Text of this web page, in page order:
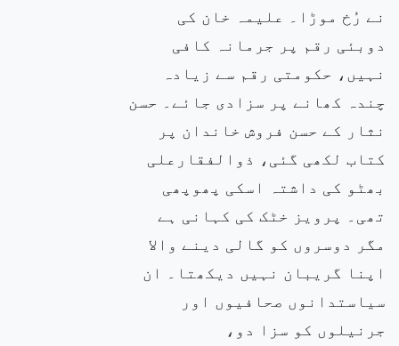
نے رُخ موڑا۔ علیمہ خان کی
دوبئی رقم پر جرمانہ کافی
نہیں، حکومتی رقم سے زیادہ
چندہ کھانے پر سزادی جائے۔ حسن
نثار کے حسن فروش خاندان پر
کتاب لکھی گئی، ذوالفقارعلی
بھٹو کی داشتہ اسکی پھوپھی
تھی۔ پرویز خٹک کی کہانی ہے
مگر دوسروں کو گالی دینے والا
اپنا گریبان نہیں دیکھتا۔ ان
سیاستدانوں صحافیوں اور
جرنیلوں کو سزا دو،